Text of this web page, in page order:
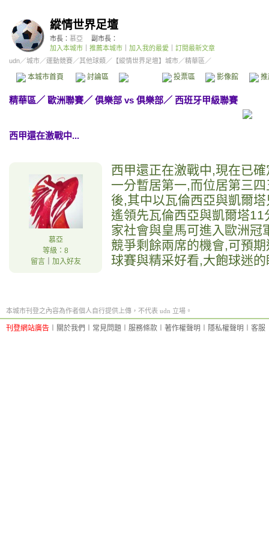
縱情世界足壇
市長： 慕亞
副市長：
加入本城市
推薦本城市 加入我的最愛
訂閱最新文章
udn／城市／運動競賽／其他球類 ／ 【縱情世界足壇】城市／精華區／
本城市首頁 討論區 精華區 投票區 影像館
精華區／ 歐洲聯賽／ 俱樂部 vs 俱樂部／ 西班牙甲級聯賽
西甲還在激戰中...
慕亞
等級：8
留言｜ 加入好友
西甲還正在激戰中,現在已
一分暫居第一,而位居第三
後,其中以瓦倫西亞與凱爾
遙領先瓦倫西亞與凱爾塔
家社會與皇馬可進入歐洲冠
競爭剩餘兩席的機會,可預
球賽與精采好看,大飽球迷
本城市刊登之內容為作者個人自行提供上傳，不代表 udn 立場。
刊登網站廣告 關於我們 常見問題 服務條款 著作權聲明 隱私權聲明 客服